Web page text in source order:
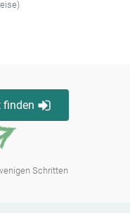
finden
Schritten